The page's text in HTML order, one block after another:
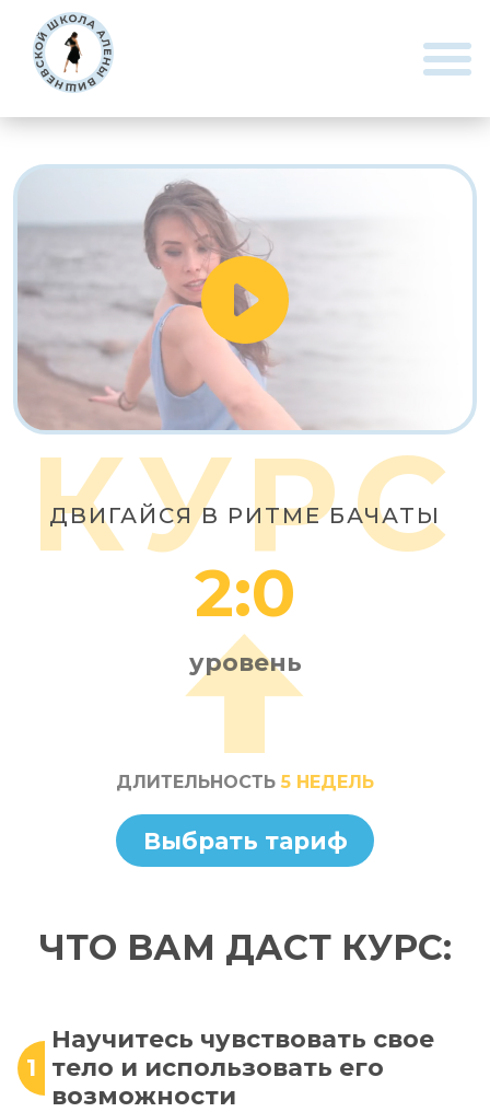
ДЛИТЕЛЬНОСТЬ 5 НЕДЕЛЬ
КУРС
ДВИГАЙСЯ В РИТМЕ БАЧАТЫ
2:0
уровень
Выбрать тариф
ЧТО ВАМ ДАСТ КУРС:
1
Научитесь чувствовать свое
тело и использовать его
возможности